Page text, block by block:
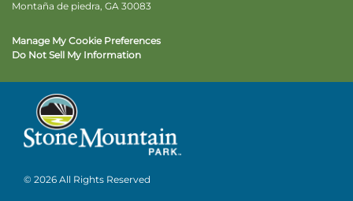
Montaña de piedra, GA 30083
Manage My Cookie Preferences
Do Not Sell My Information
© 2026 All Rights Reserved